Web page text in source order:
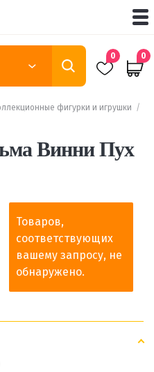
0 0
фигурки и игрушки /
Винни Пух
Товаров,
соответствующих
вашему запросу, не
обнаружено.